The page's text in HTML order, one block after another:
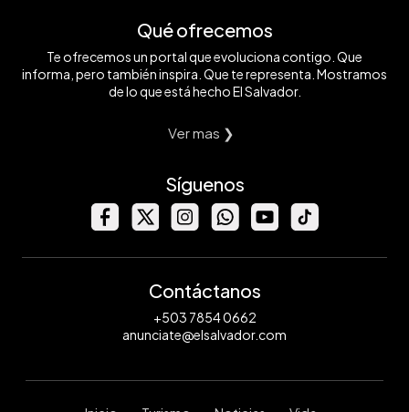
Qué ofrecemos
Te ofrecemos un portal que evoluciona contigo. Que
informa, pero también inspira. Que te representa. Mostramos
de lo que está hecho El Salvador.
Ver mas ❯
Síguenos
Contáctanos
+503 7854 0662
anunciate@elsalvador.com